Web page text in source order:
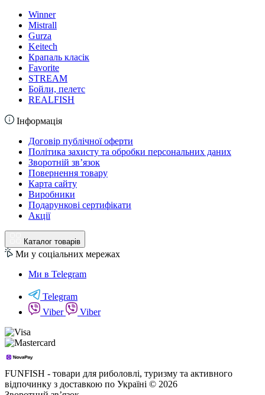
Winner
Mistrall
Gurza
Keitech
Крапаль класік
Favorite
STREAM
Бойли, пелетс
REALFISH
Інформація
Договір публічної оферти
Політика захисту та обробки персональних даних
Зворотній зв’язок
Повернення товару
Карта сайту
Виробники
Подарункові сертифікати
Акції
Каталог товарів
Ми у соціальних мережах
Ми в Telegram
Telegram
Viber
Viber
FUNFISH - товари для риболовлі, туризму та активного
відпочинку з доставкою по Україні © 2026